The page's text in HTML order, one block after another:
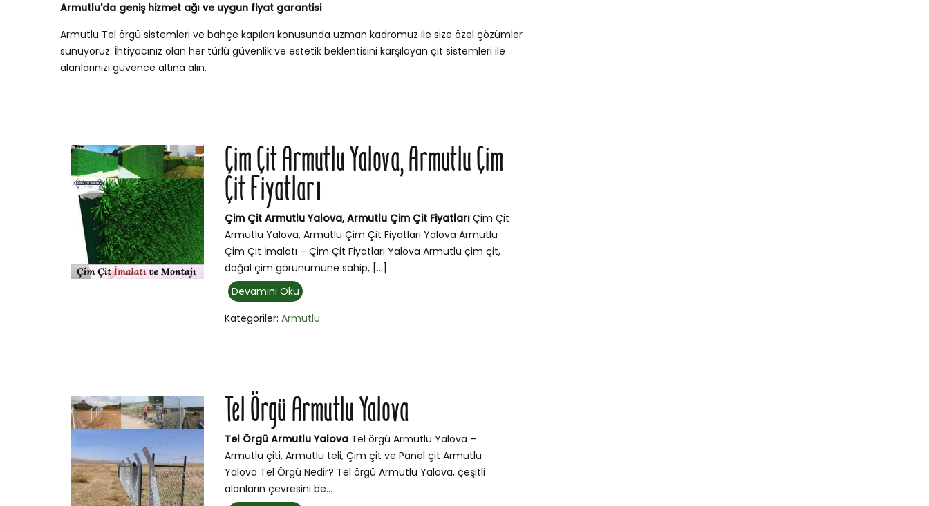
Armutlu'da geniş hizmet ağı ve uygun fiyat garantisi
Armutlu Tel örgü sistemleri ve bahçe kapıları konusunda uzman kadromuz ile size özel çözümler
sunuyoruz. İhtiyacınız olan her türlü güvenlik ve estetik beklentisini karşılayan çit sistemleri ile
alanlarınızı güvence altına alın.
Çim Çit Armutlu Yalova, Armutlu Çim
Çit Fiyatları
Çim Çit Armutlu Yalova, Armutlu Çim Çit Fiyatları Çim Çit
Armutlu Yalova, Armutlu Çim Çit Fiyatları Yalova Armutlu
Çim Çit İmalatı – Çim Çit Fiyatları Yalova Armutlu çim çit,
doğal çim görünümüne sahip, […]
Devamını Oku
Kategoriler:Armutlu
Tel Örgü Armutlu Yalova
Tel Örgü Armutlu Yalova Tel örgü Armutlu Yalova –
Armutlu çiti, Armutlu teli, Çim çit ve Panel çit Armutlu
Yalova Tel Örgü Nedir? Tel örgü Armutlu Yalova, çeşitli
alanların çevresini be...